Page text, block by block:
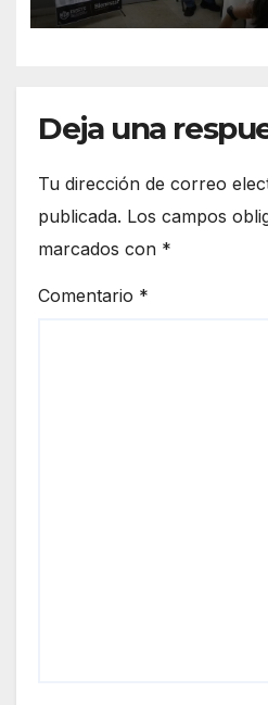
Deja una
Tu dirección de correo
publicada. Los campos
marcados con *
Comentario *